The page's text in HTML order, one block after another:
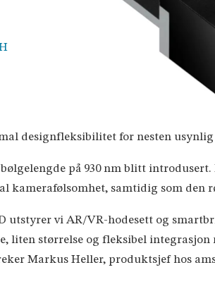
designfleksibilitet for nesten
på 930 nm blitt
kamerafølsomhet, samtidig som den
utstyrer vi AR/VR-hodesett og
liten størrelse og fleksibel
Markus Heller, produktsjef hos